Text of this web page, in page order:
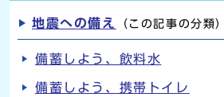
地震への備え （この記事の分類）
備蓄しよう、飲料水
備蓄しよう、携帯トイレ